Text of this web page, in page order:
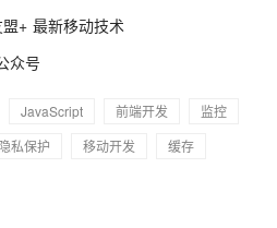
+ 最新移动技术
众号
JavaScript 前端开发
监控
私保护 移动开发
缓存